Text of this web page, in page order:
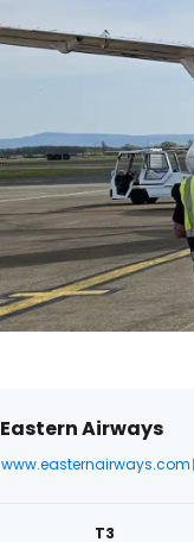
Eastern Airways
www.easternairways.com
T3